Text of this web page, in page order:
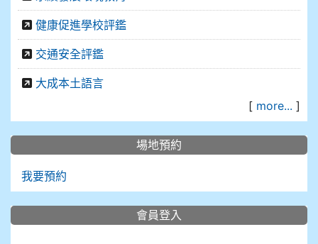
健康促進學校評鑑
交通安全評鑑
大成本土語言
[ more... ]
場地預約
我要預約
會員登入